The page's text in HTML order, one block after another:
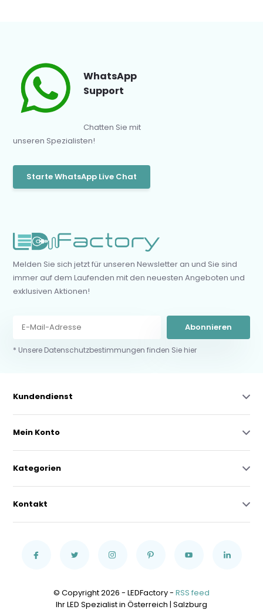
WhatsApp
Support
Chatten Sie mit
unseren Spezialisten!
Starte WhatsApp Live Chat
Melden Sie sich jetzt für unseren Newsletter an und Sie sind
immer auf dem Laufenden mit den neuesten Angeboten und
exklusiven Aktionen!
Abonnieren
* Unsere Datenschutzbestimmungen finden Sie hier
Kundendienst
Mein Konto
Kategorien
Kontakt
© Copyright 2026 - LEDFactory - RSS feed
Ihr LED Spezialist in Österreich | Salzburg